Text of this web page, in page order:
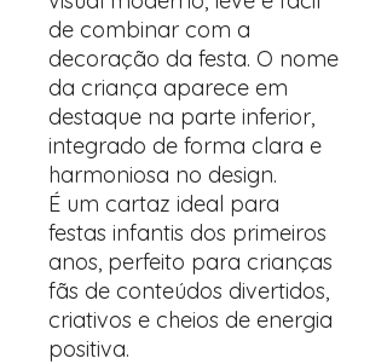
de combinar com a
decoração da festa. O nome
da criança aparece em
destaque na parte inferior,
integrado de forma clara e
harmoniosa no design.
É um cartaz ideal para
festas infantis dos primeiros
anos, perfeito para crianças
fãs de conteúdos divertidos,
criativos e cheios de energia
positiva.